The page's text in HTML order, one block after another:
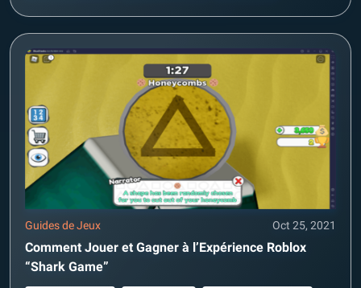
Guides de Jeux Oct 25, 2021
Comment Jouer et Gagner à l’Expérience Roblox
“Shark Game”